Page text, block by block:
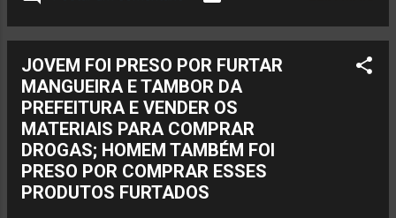
cemitério da Saudade às 16h30 deste
sábado, dia 27 Foto Oliveira Júnior
24 de abril de 2014. JANAÚBA (por Oliveira
Júnior) – A cidade de Janaúba amanheceu
neste sábado, dia 27 de setembro, com a
notícia do passamento do produtor rural e
líder político Joaquim José dos Santos que
não resistiu à enfermidade e faleceu no final
da noite dessa sexta-feira, dia 26, na
JOVEM FOI PRESO POR FURTAR
MANGUEIRA E TAMBOR DA
PREFEITURA E VENDER OS
MATERIAIS PARA COMPRAR
DROGAS; HOMEM TAMBÉM FOI
PRESO POR COMPRAR ESSES
PRODUTOS FURTADOS